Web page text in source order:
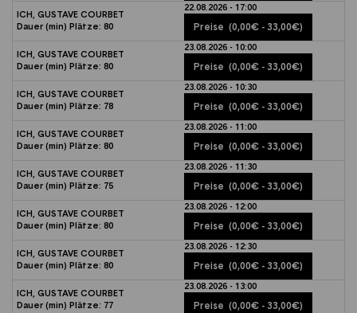
ICH, GUSTAVE COURBET
Dauer (min) Plätze: 80
22.08.2026 - 17:00
Preise (0,00€ - 33,00€)
ICH, GUSTAVE COURBET
Dauer (min) Plätze: 80
23.08.2026 - 10:00
Preise (0,00€ - 33,00€)
ICH, GUSTAVE COURBET
Dauer (min) Plätze: 78
23.08.2026 - 10:30
Preise (0,00€ - 33,00€)
ICH, GUSTAVE COURBET
Dauer (min) Plätze: 80
23.08.2026 - 11:00
Preise (0,00€ - 33,00€)
ICH, GUSTAVE COURBET
Dauer (min) Plätze: 75
23.08.2026 - 11:30
Preise (0,00€ - 33,00€)
ICH, GUSTAVE COURBET
Dauer (min) Plätze: 80
23.08.2026 - 12:00
Preise (0,00€ - 33,00€)
ICH, GUSTAVE COURBET
Dauer (min) Plätze: 80
23.08.2026 - 12:30
Preise (0,00€ - 33,00€)
ICH, GUSTAVE COURBET
Dauer (min) Plätze: 77
23.08.2026 - 13:00
Preise (0,00€ - 33,00€)